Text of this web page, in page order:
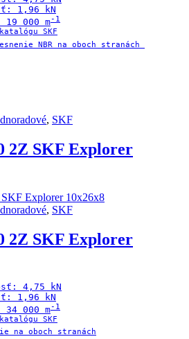
1,96 kN
000 m-1
SKF
NBR na oboch stranách
, SKF
2Z SKF Explorer
, SKF
2Z SKF Explorer
4,75 kN
1,96 kN
000 m-1
SKF